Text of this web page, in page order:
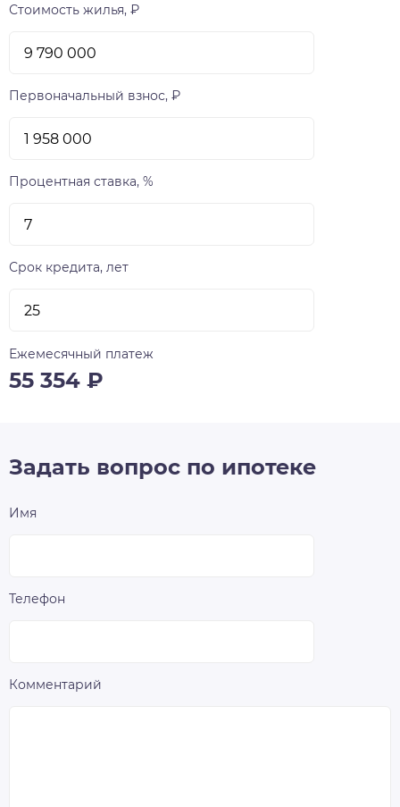
Стоимость жилья, ₽
Первоначальный взнос, ₽
Процентная ставка, %
Срок кредита, лет
Ежемесячный платеж
55 354 ₽
Задать вопрос по ипотеке
Имя
Телефон
Комментарий